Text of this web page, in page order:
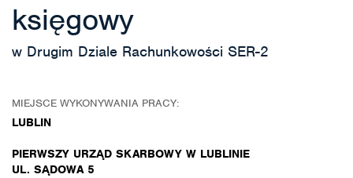
księgowy
w Drugim Dziale Rachunkowości SER-2
MIEJSCE WYKONYWANIA PRACY:
LUBLIN
PIERWSZY URZĄD SKARBOWY W LUBLINIE
UL. SĄDOWA 5